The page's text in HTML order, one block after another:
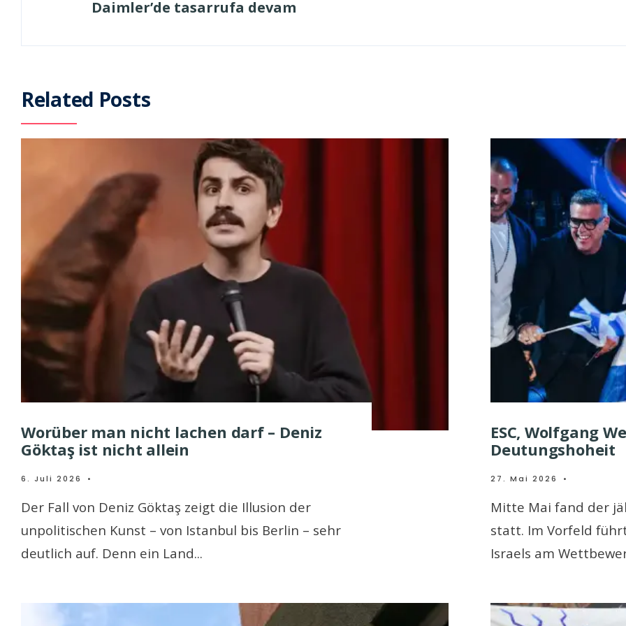
Daimler’de tasarrufa devam
Related Posts
Worüber man nicht lachen darf – Deniz
Göktaş ist nicht allein
6. Juli 2026 •
Der Fall von Deniz Göktaş zeigt die Illusion der
unpolitischen Kunst – von Istanbul bis Berlin – sehr
deutlich auf. Denn ein Land...
ESC, Wolfgang
Deutungshoheit
27. Mai 2026 •
Mitte Mai fand der
statt. Im Vorfeld
Israels am